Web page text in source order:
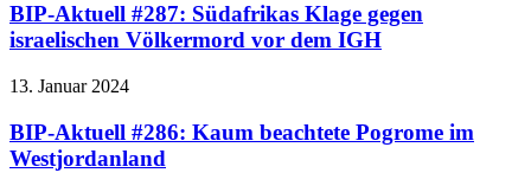
BIP-Aktuell #287: Südafrikas Klage gegen
israelischen Völkermord vor dem IGH
13. Januar 2024
BIP-Aktuell #286: Kaum beachtete Pogrome im
Westjordanland